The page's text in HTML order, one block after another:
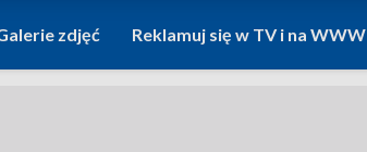
zdjęć Reklamuj się w TV i na WWW